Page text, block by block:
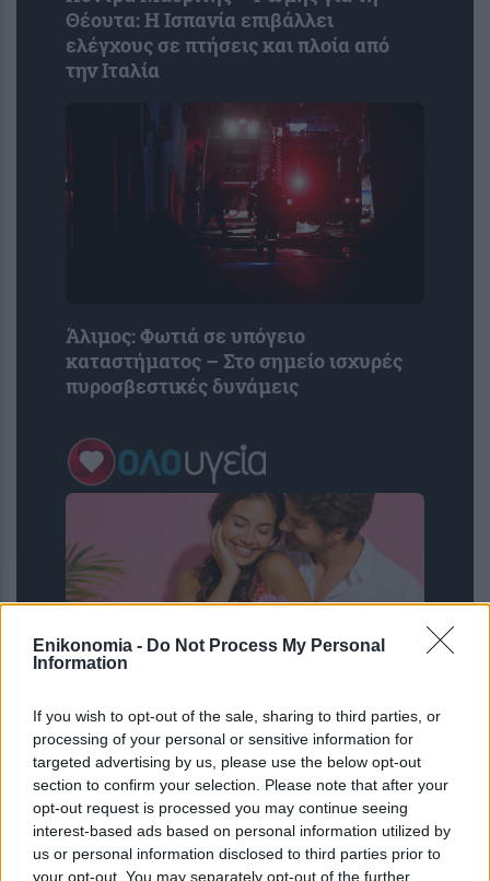
Enikonomia - Do Not Process My Personal
Information
If you wish to opt-out of the sale, sharing to third parties, or
processing of your personal or sensitive information for
targeted advertising by us, please use the below opt-out
section to confirm your selection. Please note that after your
opt-out request is processed you may continue seeing
interest-based ads based on personal information utilized by
us or personal information disclosed to third parties prior to
your opt-out. You may separately opt-out of the further
Θέουτα: Η Ισπανία επιβάλλει
ελέγχους σε πτήσεις και πλοία από
την Ιταλία
Άλιμος: Φωτιά σε υπόγειο
καταστήματος – Στο σημείο ισχυρές
πυροσβεστικές δυνάμεις
Σας βομβαρδίζει ο σύντροφος σας με
αγάπη; Πότε το love bombing δείχνει
πρόβλημα